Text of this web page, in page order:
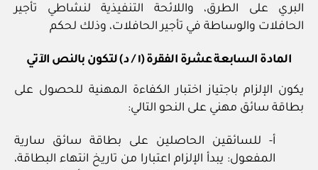
البري على الطرق، واللائحة التنفيذية لنشاطي تأجير
الحافلات والوساطة في تأجير الحافلات، وذلك لحكم
المادة السابعة عشرة الفقرة (١ / د) لتكون بالنص الآتي
يكون الإلزام باجتياز اختبار الكفاءة المهنية للحصول على
بطاقة سائق مهني على النحو التالي:
أ‏- للسائقين الحاصلين على بطاقة سائق سارية
المفعول: يبدأ الإلزام اعتبارا من تاريخ انتهاء البطاقة،